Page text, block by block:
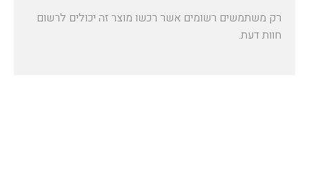
רק משתמשים רשומים אשר רכשו מוצר זה יכולים לרשום
חוות דעת.